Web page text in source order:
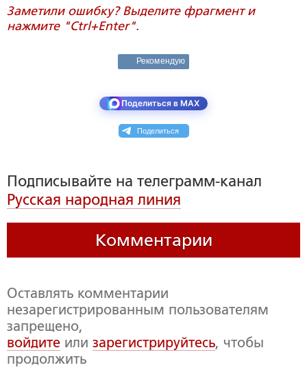
Заметили ошибку? Выделите фрагмент и
нажмите "Ctrl+Enter".
Рекомендую
Поделиться в MAX
Поделиться
Подписывайте на телеграмм-канал
Русская народная линия
Комментарии
Оставлять комментарии
незарегистрированным пользователям
запрещено,
войдите или зарегистрируйтесь, чтобы
продолжить